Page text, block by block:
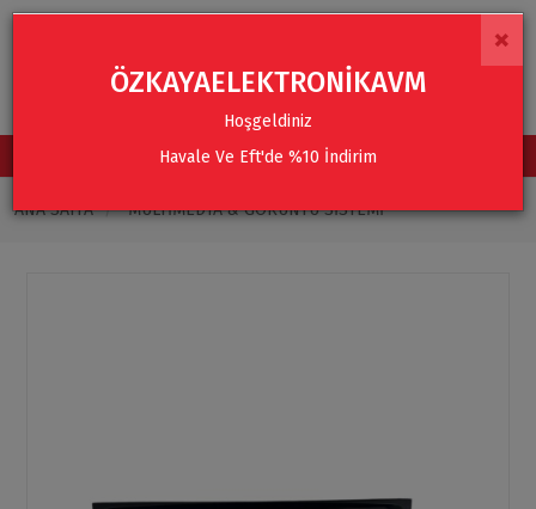
TÜM KATEGORİLER
ANA SAYFA MULTIMEDYA & GÖRÜNTÜ SISTEMI
×
ÖZKAYAELEKTRONİKAVM
Hoşgeldiniz
Havale Ve Eft'de %10 İndirim